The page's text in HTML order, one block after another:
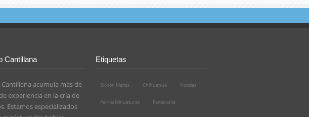
Cantillana
acumula más de
experiencia en la cría de
Estamos especializados
Etiquetas
Bichón Maltés Chihuahua Noticias
Perros Minuaturas Pomerania